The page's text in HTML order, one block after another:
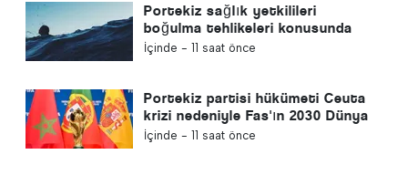
Portekiz sağlık yetkilileri
boğulma tehlikeleri konusunda
uyardı
İçinde - 11 saat önce
Portekiz partisi hükümeti Ceuta
krizi nedeniyle Fas'ın 2030 Dünya
Kupası ev sahipliğini yeniden
İçinde - 11 saat önce